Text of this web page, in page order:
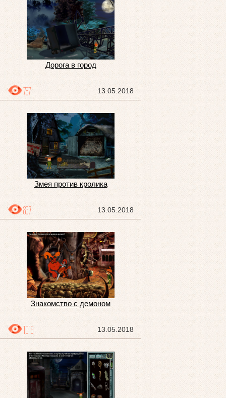
Дорога в город
13.05.2018
797
Змея против кролика
13.05.2018
867
Знакомство с демоном
13.05.2018
1019